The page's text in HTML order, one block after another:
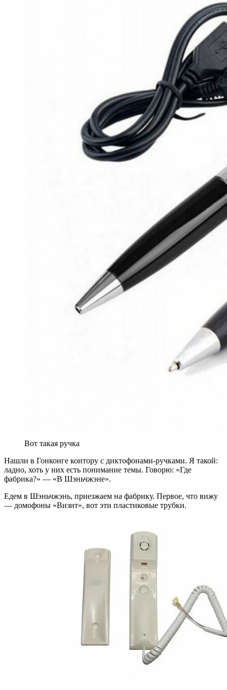
Вот такая ручка
Нашли в Гонконге контору с диктофонами-ручками. Я такой:
ладно, хоть у них есть понимание темы. Говорю: «Где
фабрика?» — «В Шэньчжэне».
Едем в Шэньчжэнь, приезжаем на фабрику. Первое, что вижу
— домофоны «Визит», вот эти пластиковые трубки.